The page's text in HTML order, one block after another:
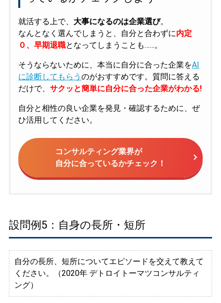
就活する上で、 大事になるのは企業選び。
なんとなく選んでしまうと、自分と合わずに内定
０、早期退職となってしまうことも……。
そうならないために、本当に自分に合った企業をAI
に診断してもらう のがおすすめです。質問に答える
だけで、 サクッと簡単に自分に合った企業がわかる!
自分と相性の良い企業を発見・確認するために、ぜ
ひ活用してください。
コンサルティング業界が
自分に合っているかチェック！
設問例5：自身の長所・短所
自分の長所、短所についてエピソードを交えて教えて
ください。（2020年 デトロイトーマツコンサルティ
ング）